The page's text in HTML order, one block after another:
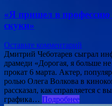
«Я пришел в профессию
скуки»
Оставьте комментарий
Дмитрий Чеботарев сыграл
драмеди «Дорогая, я больше
прокат 6 марта. Актер,
ролью Олега Волкова в
рассказал, как справляется с
графика… Подробнее